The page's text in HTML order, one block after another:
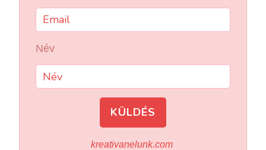
Név
KÜLDÉS
kreativanelunk.com